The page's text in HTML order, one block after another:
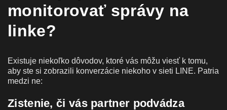
monitorovať správy na
linke?
Existuje niekoľko dôvodov, ktoré vás môžu viesť k tomu,
aby ste si zobrazili konverzácie niekoho v sieti LINE. Patria
medzi ne:
Zistenie, či vás partner podvádza